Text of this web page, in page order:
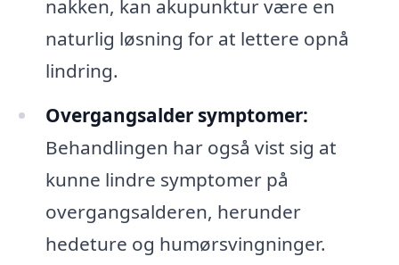
nakken, kan akupunktur være en
naturlig løsning for at lettere opnå
lindring.
Overgangsalder symptomer:
Behandlingen har også vist sig at
kunne lindre symptomer på
overgangsalderen, herunder
hedeture og humørsvingninger.